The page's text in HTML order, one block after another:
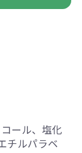
ール、塩化
チルパラベ